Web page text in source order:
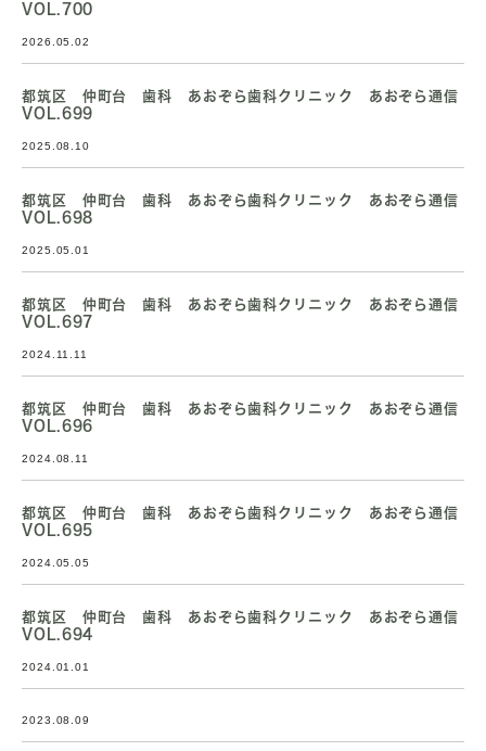
VOL.700
2026.05.02
都筑区 仲町台 歯科 あおぞら歯科クリニック あおぞら通信
VOL.699
2025.08.10
都筑区 仲町台 歯科 あおぞら歯科クリニック あおぞら通信
VOL.698
2025.05.01
都筑区 仲町台 歯科 あおぞら歯科クリニック あおぞら通信
VOL.697
2024.11.11
都筑区 仲町台 歯科 あおぞら歯科クリニック あおぞら通信
VOL.696
2024.08.11
都筑区 仲町台 歯科 あおぞら歯科クリニック あおぞら通信
VOL.695
2024.05.05
都筑区 仲町台 歯科 あおぞら歯科クリニック あおぞら通信
VOL.694
2024.01.01
2023.08.09